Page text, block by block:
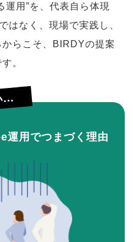
運用”を、代表自ら体現
はなく、現場で実践し、
らこそ、BIRDYの提案
。
...
運用でつまづく理由